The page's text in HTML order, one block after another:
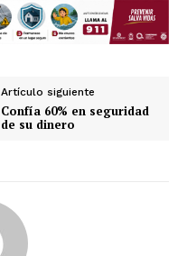
Artículo siguiente
Confía 60% en seguridad
de su dinero